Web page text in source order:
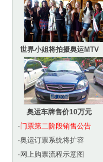
世界小姐将拍摄奥运MTV
奥运车牌售价10万元
·门票第二阶段销售公告
·奥运订票系统将扩容
· 网上购票流程示意图